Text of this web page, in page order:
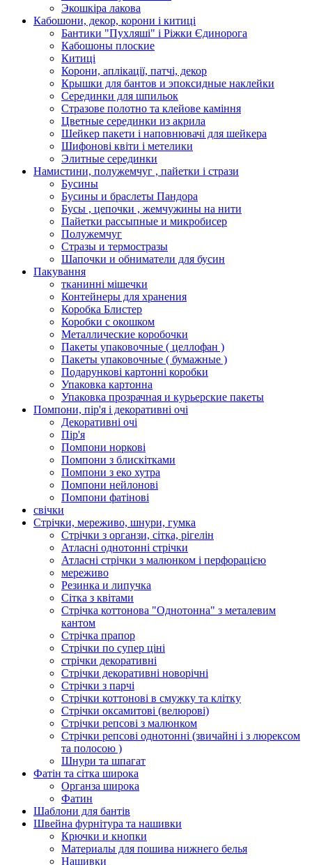
Экошкiра лакова
Кабошони, декор, корони і китиці
Бантики "Пухляші" і Ріжки Єдинорога
Кабошоны плоские
Китиці
Корони, аплікації, патчі, декор
Крышки для бантов и эпоксидные наклейки
Серединки для шпильок
Стразове полотно та клейове каміння
Цветные серединки из акрила
Шейкер пакети і наповнювачі для шейкера
Шифонові квіти і метелики
Элитные серединки
Намистини, полужемчуг , пайетки і стрази
Бусины
Бусины и браслеты Пандора
Бусы , цепочки , жемчужины на нити
Пайетки рассыпные и микробисер
Полужемчуг
Стразы и термостразы
Шапочки и обниматели для бусин
Пакування
тканинні мішечки
Контейнеры для хранения
Коробка Блистер
Коробки с окошком
Металлические коробочки
Пакеты упаковочные ( целлофан )
Пакеты упаковочные ( бумажные )
Подарункові картонні коробки
Упаковка картонна
Упаковка прозрачная и курьерские пакеты
Помпони, пір'я і декоративні очі
Декоративні очі
Пір'я
Помпони норкові
Помпони з блискітками
Помпони з еко хутра
Помпони нейлонові
Помпони фатінові
свічки
Стрічки, мереживо, шнури, гумка
Стрічки з органзи, сітка, рігелін
Атласні однотонні стрічки
Атласні стрічки з малюнком і перфорацією
мереживо
Резинка и липучка
Сітка з квітами
Стрічка коттонова "Однотонна" з металевим
кантом
Стрічка прапор
Стрічки по супер ціні
стрічки декоративні
Стрічки декоративні новорічні
Стрічки з парчі
Стрічки коттонові в смужку та клітку
Стрічки оксамитові (велюрові)
Стрічки репсові з малюнком
Стрічки репсові однотонні (звичайні і з люрексом
та полосою )
Шнури та шпагат
Фатін та сітка широка
Органза широка
Фатин
Шаблони для бантів
Швейна фурнітура та нашивки
Крючки и кнопки
Материалы для пошива нижнего белья
Нашивки